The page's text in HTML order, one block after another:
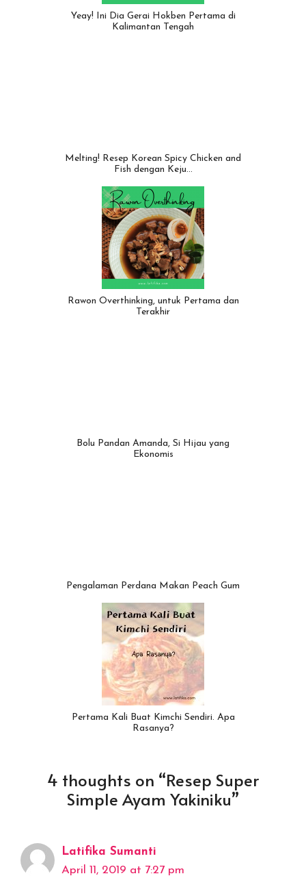
Yeay! Ini Dia Gerai Hokben Pertama di
Kalimantan Tengah
Melting! Resep Korean Spicy Chicken and
Fish dengan Keju…
Rawon Overthinking, untuk Pertama dan
Terakhir
Bolu Pandan Amanda, Si Hijau yang
Ekonomis
Pengalaman Perdana Makan Peach Gum
Pertama Kali Buat Kimchi Sendiri. Apa
Rasanya?
4 thoughts on “Resep Super
Simple Ayam Yakiniku”
Latifika Sumanti
April 11, 2019 at 7:27 pm